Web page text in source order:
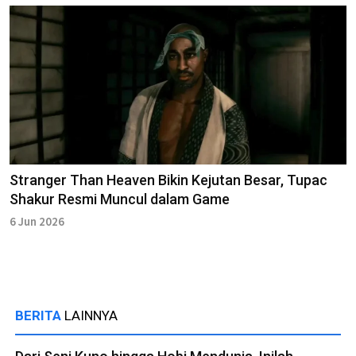
Stranger Than Heaven Bikin Kejutan Besar, Tupac
Shakur Resmi Muncul dalam Game
6 Jun 2026
BERITA LAINNYA